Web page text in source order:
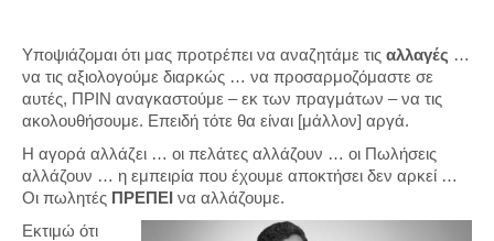
Υποψιάζομαι ότι μας προτρέπει να αναζητάμε τις αλλαγές …
να τις αξιολογούμε διαρκώς … να προσαρμοζόμαστε σε
αυτές, ΠΡΙΝ αναγκαστούμε – εκ των πραγμάτων – να τις
ακολουθήσουμε. Επειδή τότε θα είναι [μάλλον] αργά.
Η αγορά αλλάζει … οι πελάτες αλλάζουν … οι Πωλήσεις
αλλάζουν … η εμπειρία που έχουμε αποκτήσει δεν αρκεί …
Οι πωλητές ΠΡΕΠΕΙ να αλλάζουμε.
Εκτιμώ ότι